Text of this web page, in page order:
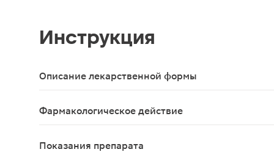
Инструкция
Описание лекарственной формы
Фармакологическое действие
Показания препарата